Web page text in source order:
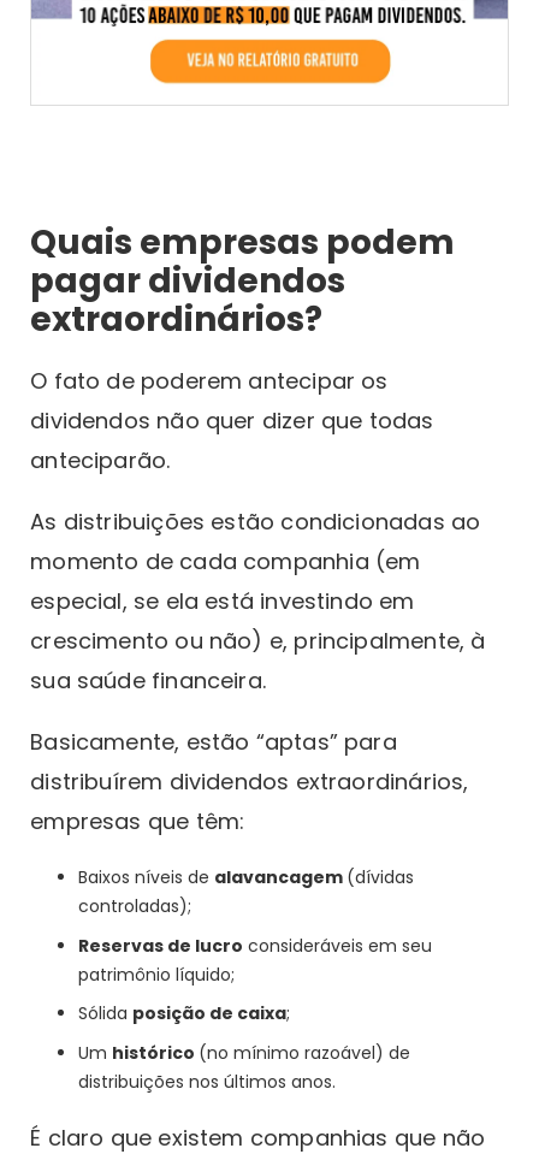
Quais empresas podem
pagar dividendos
extraordinários?
O fato de poderem antecipar os
dividendos não quer dizer que todas
anteciparão.
As distribuições estão condicionadas ao
momento de cada companhia (em
especial, se ela está investindo em
crescimento ou não) e, principalmente, à
sua saúde financeira.
Basicamente, estão “aptas” para
distribuírem dividendos extraordinários,
empresas que têm:
Baixos níveis de alavancagem (dívidas
controladas);
Reservas de lucro consideráveis em seu
patrimônio líquido;
Sólida posição de caixa;
Um histórico (no mínimo razoável) de
distribuições nos últimos anos.
É claro que existem companhias que não